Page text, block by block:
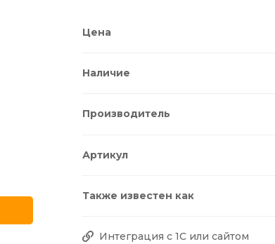
Цена
Наличие
Производитель
Артикул
Также известен как
Интеграция с 1С или сайтом